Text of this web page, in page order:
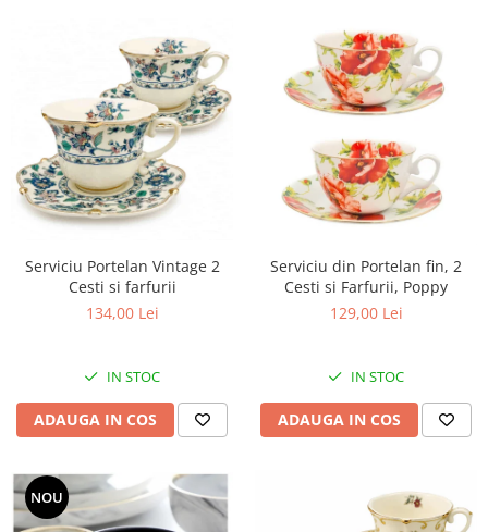
Serviciu Portelan Vintage 2
Cesti si farfurii
134,00 Lei
IN STOC
ADAUGA IN COS
Serviciu din Portelan fin, 2
Cesti si Farfurii, Poppy
129,00 Lei
IN STOC
ADAUGA IN COS
NOU